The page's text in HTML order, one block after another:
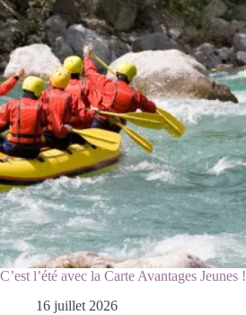
C’est l’été avec la Carte Avantages Jeunes !
16 juillet 2026